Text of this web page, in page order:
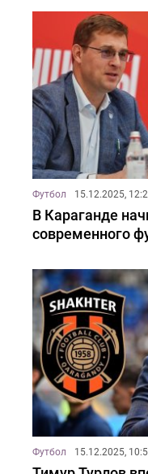
Футбол 15.12.2025,
В Караганде
современного
Футбол 15.12.2025,